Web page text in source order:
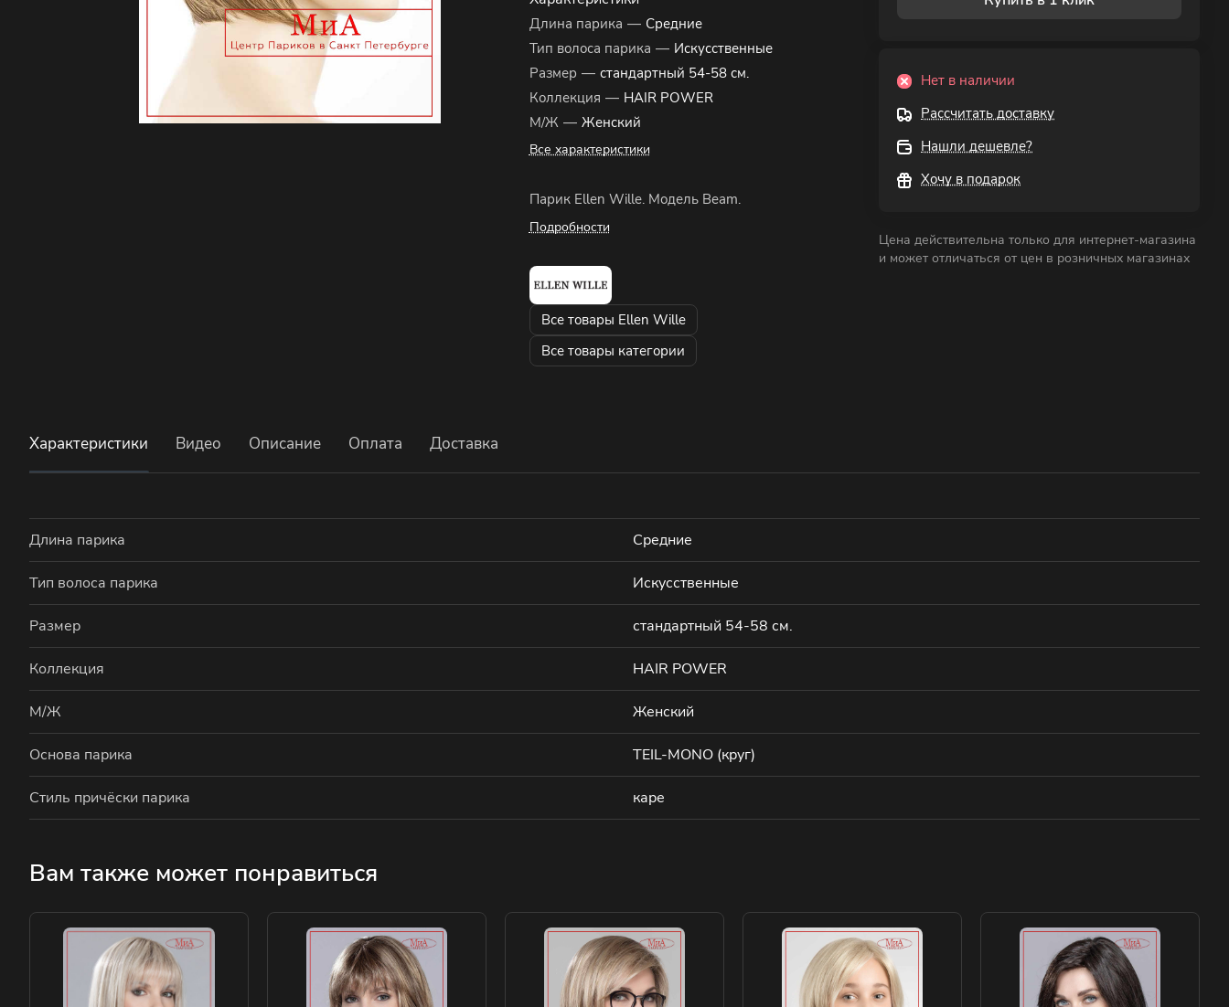
Длина парика — Средние
Тип волоса парика — Искусственные
Размер — стандартный 54-58 см.
Коллекция — HAIR POWER
М/Ж — Женский
Все характеристики
Парик Ellen Wille. Модель Beam.
Подробности
Все товары Ellen Wille
Все товары категории
Нет в наличии
Рассчитать доставку
Нашли дешевле?
Хочу в подарок
Цена действительна только для интернет-магазина
и может отличаться от цен в розничных магазинах
Характеристики Видео Описание Оплата Доставка
Длина парика Средние
Тип волоса парика Искусственные
Размер стандартный 54-58 см.
Коллекция HAIR POWER
М/Ж Женский
Основа парика TEIL-MONO (круг)
Стиль причёски парика каре
Вам также может понравиться